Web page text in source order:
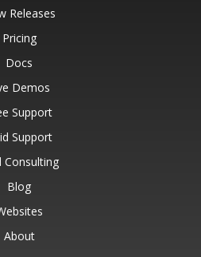
Releases
Pricing
Docs
Demos
Support
Support
Consulting
Blog
About